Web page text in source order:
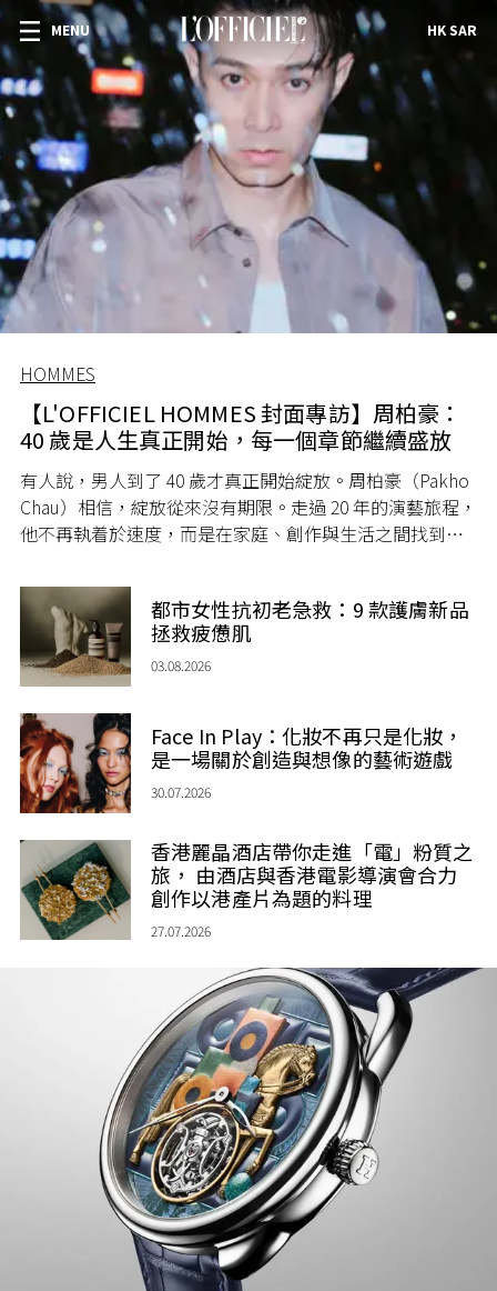
MENU HK SAR
HOMMES
【L'OFFICIEL HOMMES 封面專訪】周柏豪：
40 歲是人生真正開始，每一個章節繼續盛放
有人說，男人到了 40 歲才真正開始綻放。周柏豪（Pakho
Chau）相信，綻放從來沒有期限。走過 20 年的演藝旅程，
他不再執着於速度，而是在家庭、創作與生活之間找到屬
都市女性抗初老急救：9 款護膚新品
拯救疲憊肌
03.08.2026
Face In Play：化妝不再只是化妝，
是一場關於創造與想像的藝術遊戲
30.07.2026
香港麗晶酒店帶你走進「電」粉質之
旅， 由酒店與香港電影導演會合力
創作以港產片為題的料理
27.07.2026